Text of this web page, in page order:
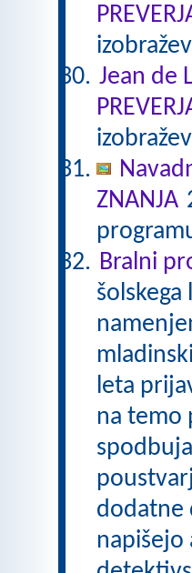
Jean de
ZNANJA
Bralni
leta
na temo
dodatne
napišejo